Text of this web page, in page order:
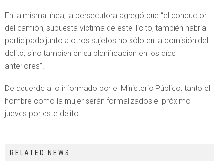
En la misma línea, la persecutora agregó que “el conductor
del camión, supuesta víctima de este ilícito, también habría
participado junto a otros sujetos no sólo en la comisión del
delito, sino también en su planificación en los días
anteriores”.
De acuerdo a lo informado por el Ministerio Público, tanto el
hombre como la mujer serán formalizados el próximo
jueves por este delito.
RELATED NEWS